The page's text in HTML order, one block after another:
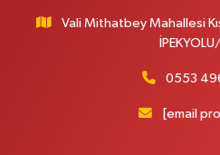
Yenı Derman Eczanesi
Akdamar Hastanesi Acil yanı. İpekyolu.
Yol Tarifi Al
Vali Mithatbey Mahallesi
0553
[email